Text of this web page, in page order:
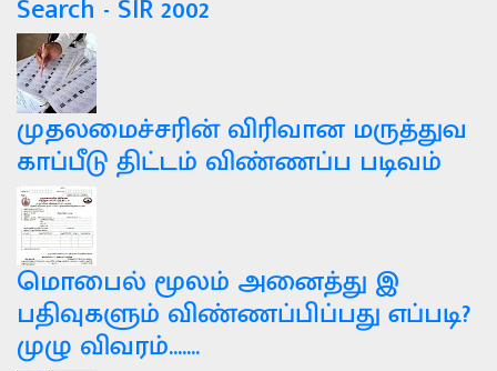
Search - SIR 2002
முதலமைச்சரின் விரிவான மருத்துவ
காப்பீடு திட்டம் விண்ணப்ப படிவம்
மொபைல் மூலம் அனைத்து இ
பதிவுகளும் விண்ணப்பிப்பது எப்படி?
முழு விவரம்.......